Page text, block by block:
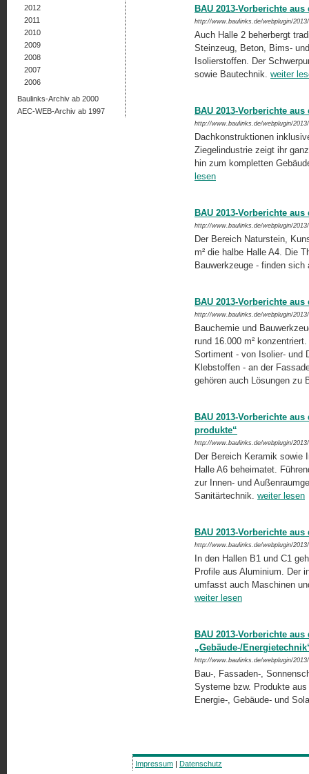
BAU 2013-Vorberichte
http://www.baulinks.de/webplugin/
Auch Halle 2 beherbergt
Steinzeug, Beton, Bims-
Isolierstoffen. Der
sowie Bautechnik. weiter
BAU 2013-Vorberichte
http://www.baulinks.de/webplugin/
Dachkonstruktionen
Ziegelindustrie zeigt ihr
hin zum kompletten
lesen
BAU 2013-Vorberichte
http://www.baulinks.de/webplugin/
Der Bereich Naturstein,
m² die halbe Halle A4. Die
Bauwerkzeuge - finden
BAU 2013-Vorberichte
http://www.baulinks.de/webplugin/
Bauchemie und
rund 16.000 m²
Sortiment - von Isolier- und
Klebstoffen - an der
gehören auch Lösungen zu
BAU 2013-Vorberichte
produkte“
http://www.baulinks.de/webplugin/
Der Bereich Keramik sowie
Halle A6 beheimatet.
zur Innen- und
Sanitärtechnik. weiter lesen
BAU 2013-Vorberichte
http://www.baulinks.de/webplugin/
In den Hallen B1 und C1
Profile aus Aluminium. Der
umfasst auch Maschinen
weiter lesen
BAU 2013-Vorberichte
„Gebäude-/
http://www.baulinks.de/webplugin/
Bau-, Fassaden-,
Systeme bzw. Produkte
Energie-, Gebäude- und
2012
2011
2010
2009
2008
2007
2006
Baulinks-Archiv ab 2000
AEC-WEB-Archiv ab 1997
Impressum | Datenschutz